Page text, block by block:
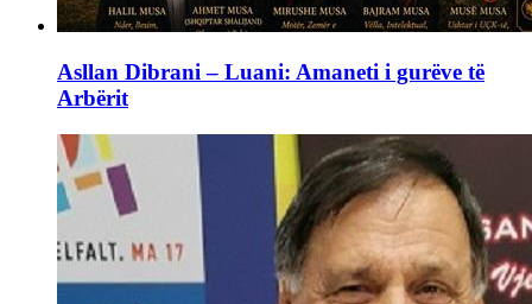
Asllan Dibrani – Luani: Amaneti i gurëve të
Arbërit